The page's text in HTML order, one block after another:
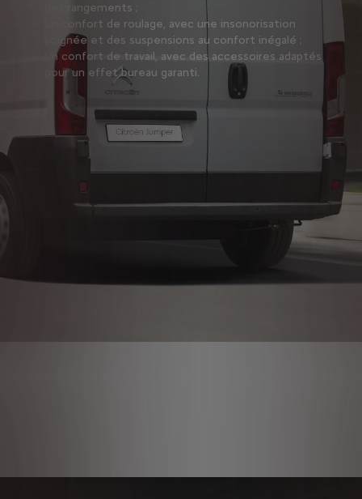
des rangements ;
Un confort de roulage, avec une insonorisation
soignée et des suspensions au confort inégalé ;
Un confort de travail, avec des accessoires adaptés
pour un effet bureau garanti.